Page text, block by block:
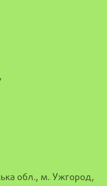
обл., м. Ужгород,